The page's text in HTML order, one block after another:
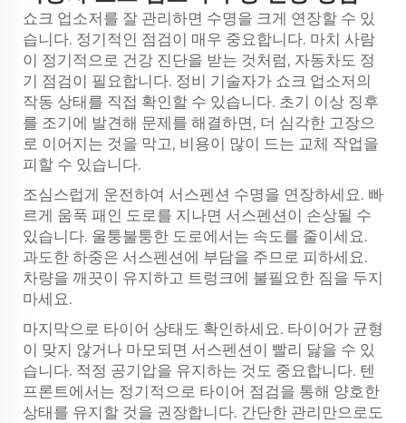
쇼크 업소저를 잘 관리하면 수명을 크게 연장할 수 있
습니다. 정기적인 점검이 매우 중요합니다. 마치 사람
이 정기적으로 건강 진단을 받는 것처럼, 자동차도 정
기 점검이 필요합니다. 정비 기술자가 쇼크 업소저의
작동 상태를 직접 확인할 수 있습니다. 초기 이상 징후
를 조기에 발견해 문제를 해결하면, 더 심각한 고장으
로 이어지는 것을 막고, 비용이 많이 드는 교체 작업을
피할 수 있습니다.
조심스럽게 운전하여 서스펜션 수명을 연장하세요. 빠
르게 움푹 패인 도로를 지나면 서스펜션이 손상될 수
있습니다. 울퉁불퉁한 도로에서는 속도를 줄이세요.
과도한 하중은 서스펜션에 부담을 주므로 피하세요.
차량을 깨끗이 유지하고 트렁크에 불필요한 짐을 두지
마세요.
마지막으로 타이어 상태도 확인하세요. 타이어가 균형
이 맞지 않거나 마모되면 서스펜션이 빨리 닳을 수 있
습니다. 적정 공기압을 유지하는 것도 중요합니다. 텐
프론트에서는 정기적으로 타이어 점검을 통해 양호한
상태를 유지할 것을 권장합니다. 간단한 관리만으로도